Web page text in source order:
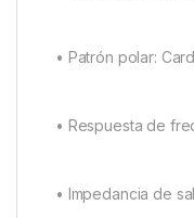
• Patrón polar:
• Respuesta de
• Impedancia de